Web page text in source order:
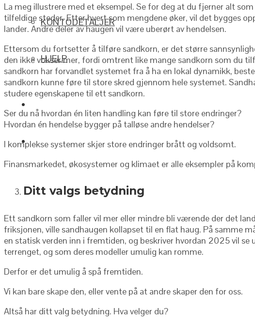
KONTODETALJER
HJELP
La meg illustrere med et eksempel. Se for deg at du fjerner alt
tilfeldige steder. Etter hvert som mengdene øker, vil det bygges
lander. Andre deler av haugen vil være uberørt av hendelsen.
Ettersom du fortsetter å tilføre sandkorn, er det større
den ikke vokser mer, fordi omtrent like mange sandkorn som du
sandkorn har forvandlet systemet fra å ha en lokal dynamikk,
sandkorn kunne føre til store skred gjennom hele systemet.
studere egenskapene til ett sandkorn.
Ser du nå hvordan én liten handling kan føre til store endringer?
Hvordan én hendelse bygger på talløse andre hendelser?
I komplekse systemer skjer store endringer brått og voldsomt.
Finansmarkedet, økosystemer og klimaet er alle eksempler på
Ditt valgs betydning
Ett sandkorn som faller vil mer eller mindre bli værende der det
friksjonen, ville sandhaugen kollapset til en flat haug. På samme
en statisk verden inn i fremtiden, og beskriver hvordan 2025 vil
terrenget, og som deres modeller umulig kan romme.
Derfor er det umulig å spå fremtiden.
Vi kan bare skape den, eller vente på at andre skaper den for oss.
Altså har ditt valg betydning. Hva velger du?